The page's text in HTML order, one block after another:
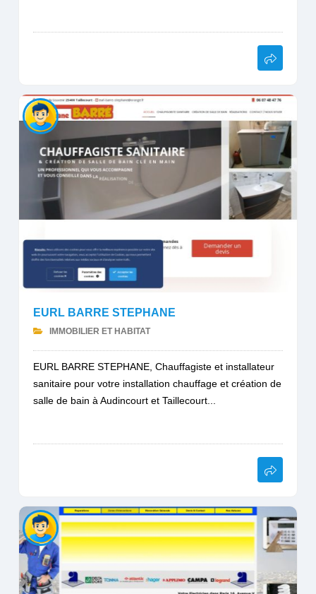
EURL BARRE STEPHANE
IMMOBILIER ET HABITAT
EURL BARRE STEPHANE, Chauffagiste et installateur
sanitaire pour votre installation chauffage et création de
salle de bain à Audincourt et Taillecourt...